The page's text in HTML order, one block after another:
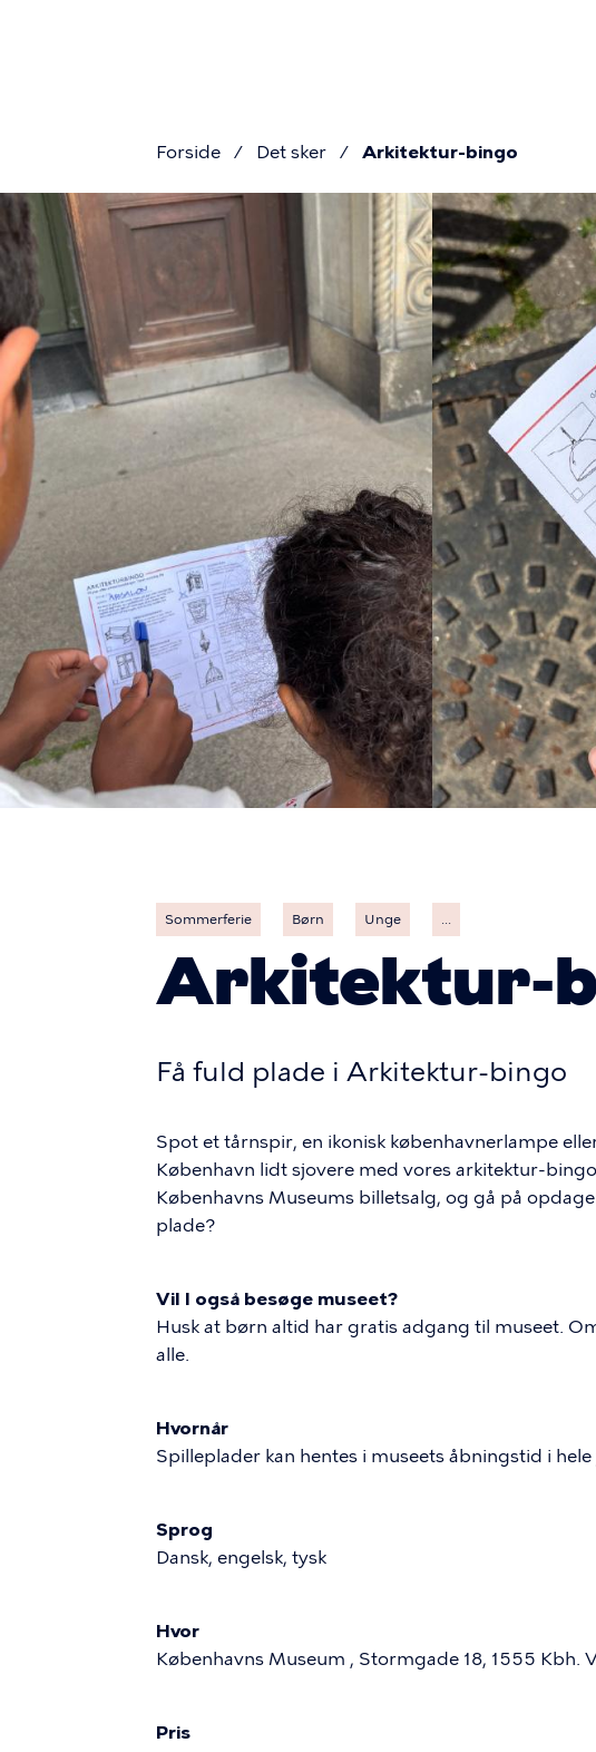
Forside Det sker Arkitektur-bingo
Sommerferie Børn Unge ...
Arkitektur-
Få fuld plade i Arkitektur-bingo
Spot et tårnspir, en ikonisk københavnerlampe
København lidt sjovere med vores arkitektur-
Københavns Museums billetsalg, og gå på
plade?
Vil I også besøge museet?
Husk at børn altid har gratis adgang til museet.
alle.
Hvornår
Spilleplader kan hentes i museets åbningstid i
Sprog
Dansk, engelsk, tysk
Hvor
Københavns Museum , Stormgade 18, 1555 Kbh.
Pris